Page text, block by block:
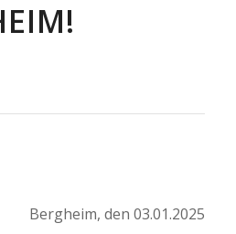
Bergheim, den 03.01.2025